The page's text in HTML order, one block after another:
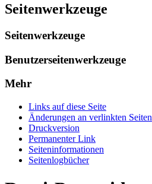
Seitenwerkzeuge
Seitenwerkzeuge
Benutzerseitenwerkzeuge
Mehr
Links auf diese Seite
Änderungen an verlinkten Seiten
Druckversion
Permanenter Link
Seiten­informationen
Seitenlogbücher